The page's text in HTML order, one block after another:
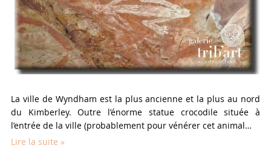
La ville de Wyndham est la plus ancienne et la plus au nord
du Kimberley. Outre l’énorme statue crocodile située à
l’entrée de la ville (probablement pour vénérer cet animal…
Lire la suite »